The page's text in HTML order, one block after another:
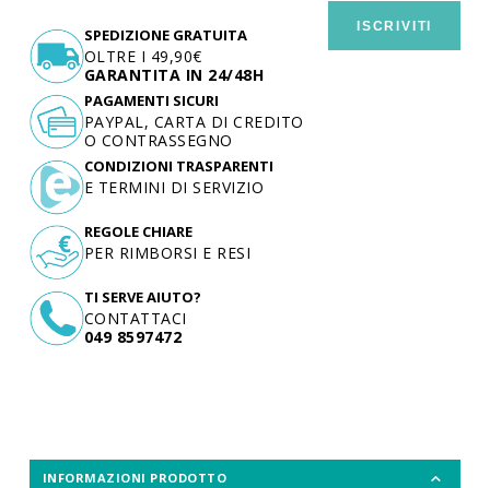
ISCRIVITI
SPEDIZIONE GRATUITA
OLTRE I 49,90€
GARANTITA IN 24/48H
TI SERVE AIUTO?
CONTATTACI
049 8597472
PAGAMENTI SICURI
PAYPAL, CARTA DI CREDITO
O CONTRASSEGNO
CONDIZIONI TRASPARENTI
E TERMINI DI SERVIZIO
REGOLE CHIARE
PER RIMBORSI E RESI
INFORMAZIONI PRODOTTO